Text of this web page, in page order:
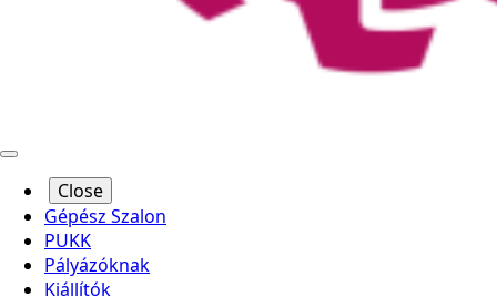
Close
Gépész Szalon
PUKK
Pályázóknak
Kiállítók